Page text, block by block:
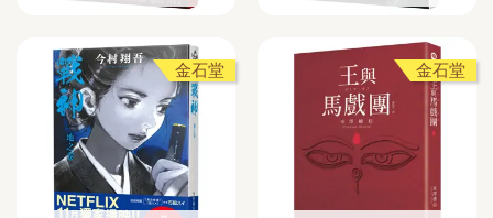
金石堂 金石堂